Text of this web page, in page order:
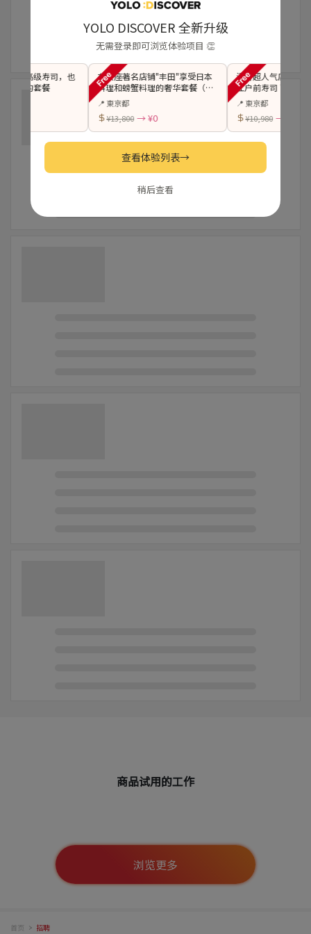
YOLO DISCOVER 全新升级
无需登录即可浏览体验项目 👏
受高级寿司，也
罗的套餐
在银座著名店铺"丰田"享受日本
料理和螃蟹料理的奢华套餐（可
陪同）
📍 東京都
¥13,800 → ¥0
涩谷超人气店铺进驻
江户前寿司 "特上"套
(可携伴)
📍 東京都
¥10,980 → ¥0
查看体验列表→
稍后查看
商品试用的工作
浏览更多
首页 招聘